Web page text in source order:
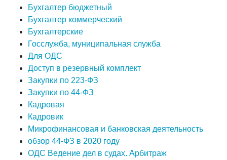
Бухгалтер бюджетный
Бухгалтер коммерческий
Бухгалтерские
Госслужба, муниципальная служба
Для ОДС
Доступ в резервный комплект
Закупки по 223-ФЗ
Закупки по 44-ФЗ
Кадровая
Кадровик
Микрофинансовая и банковская деятельность
обзор 44-ФЗ в 2020 году
ОДС Ведение дел в судах. Арбитраж